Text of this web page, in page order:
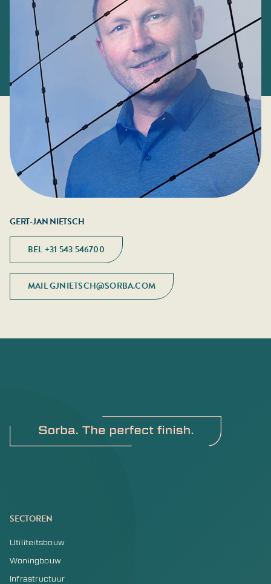
n
GERT-JAN NIETSCH
BEL +31 543 546700
MAIL GJNIETSCH@SORBA.COM
SECTOREN
Utiliteitsbouw
Woningbouw
Infrastructuur